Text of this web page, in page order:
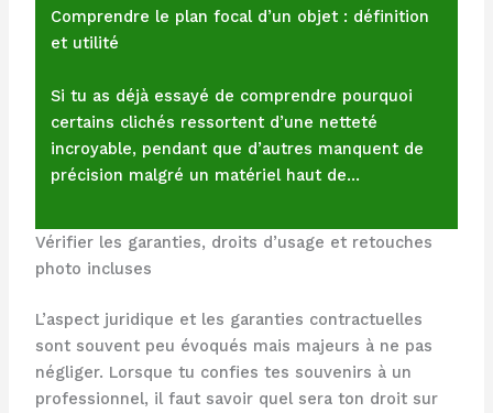
Comprendre le plan focal d’un objet : définition
et utilité
Si tu as déjà essayé de comprendre pourquoi
certains clichés ressortent d’une netteté
incroyable, pendant que d’autres manquent de
précision malgré un matériel haut de…
Vérifier les garanties, droits d’usage et retouches
photo incluses
L’aspect juridique et les garanties contractuelles
sont souvent peu évoqués mais majeurs à ne pas
négliger. Lorsque tu confies tes souvenirs à un
professionnel, il faut savoir quel sera ton droit sur